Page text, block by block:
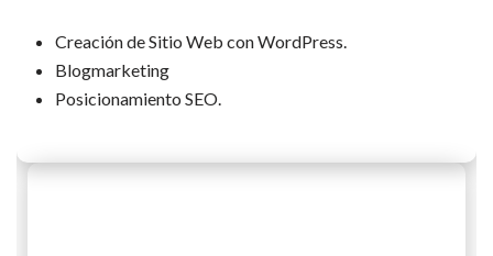
Creación de Sitio Web con WordPress.
Blogmarketing
Posicionamiento SEO.